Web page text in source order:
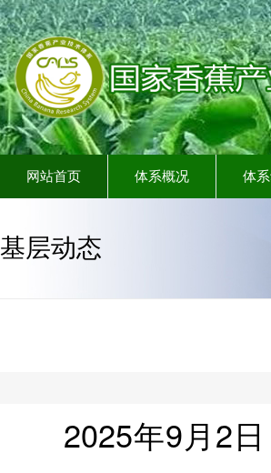
网站首页 体系概况 体
基层动态
2025年9月2日